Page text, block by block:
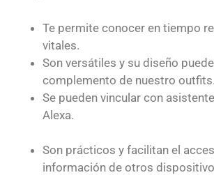
Te permite conocer en tiempo
vitales.
Son versátiles y su diseño
complemento de nuestro outfits.
Se pueden vincular con
Alexa.
Son prácticos y facilitan el
información de otros